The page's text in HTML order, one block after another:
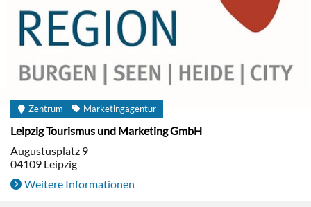
Zentrum Marketingagentur
Leipzig Tourismus und Marketing GmbH
Augustusplatz 9
04109 Leipzig
Weitere Informationen